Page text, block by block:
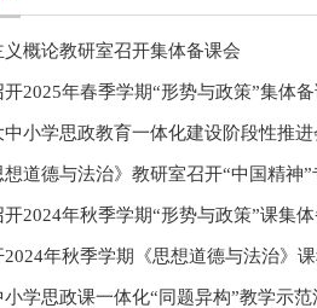
义概论教研室召开集体备课会
2025年春季学期“形势与政策”集体
中小学思政教育一体化建设阶段性推
道德与法治》教研室召开“中国精神
2024年秋季学期“形势与政策”课集
2024年秋季学期《思想道德与法治》
学思政课一体化“同题异构”教学示范